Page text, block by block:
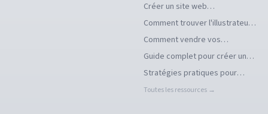
Créer un site web
d'illustrations pour se
qu'illustrateur
Comment trouver l'illustrateur
freelance idéal pour votre
Comment vendre vos
illustrations facilement en ligne
Guide complet pour créer un
book d'illustration en ligne
pour illustrateurs
Stratégies pratiques pour
dénicher des commandes
Toutes les ressources →